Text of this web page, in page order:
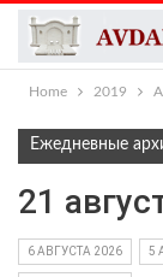
Home 2019
Ежедневные
21
6 АВГУСТА 2026 5